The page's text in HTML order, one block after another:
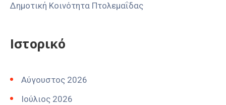
Δημοτική Κοινότητα Πτολεμαΐδας
Ιστορικό
Αύγουστος 2026
Ιούλιος 2026